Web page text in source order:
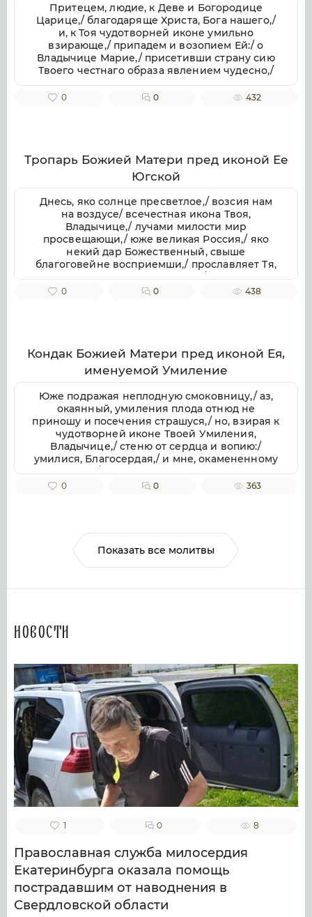
Притецем, людие, к Деве и Богородице
Царице,/ благодаряще Христа, Бога нашего,/
и, к Тоя чудотворней иконе умильно
взирающе,/ припадем и возопием Ей:/ о
Владычице Марие,/ присетивши страну сию
Твоего честнаго образа явлением чудесно,/
спасай в мире и благовременстве страну
нашу и вся Христианы,/ наследники
0 0 432
Тропарь Божией Матери пред иконой Ее
Югской
Днесь, яко солнце пресветлое,/ возсия нам
на воздусе/ всечестная икона Твоя,
Владычице,/ лучами милости мир
просвещающи,/ юже великая Россия,/ яко
некий дар Божественный, свыше
благоговейне восприемши,/ прославляет Тя,
Богомати, всех Владычицу,/и от Тебе
рождшагося Христа Бога нашего/ величает
Его Божественному и Твоему Пречистому
образу,/ Дево Неискусобрачная.
0 0 438
Кондак Божией Матери пред иконой Ея,
именуемой Умиление
Юже подражая неплодную смоковницу,/ аз,
окаянный, умиления плода отнюд не
приношу и посечения страшуся,/ но, взирая к
чудотворней иконе Твоей Умиления,
Владычице,/ стеню от сердца и вопию:/
умилися, Благосердая,/ и мне, окамененному
сердцем,/ благоволи подати душевное и
сердечное умиление.
0 0 363
Показать все молитвы
Новости
1 0 8
Православная служба милосердия
Екатеринбурга оказала помощь
пострадавшим от наводнения в
Свердловской области